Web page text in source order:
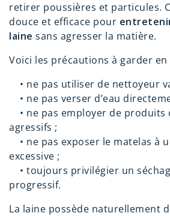
retirer poussières et particules.
douce et efficace pour
laine sans agresser la matière.
Voici les précautions à garder en
• ne pas utiliser de nettoyeur
• ne pas verser d’eau
• ne pas employer de produits
agressifs ;
• ne pas exposer le matelas à
excessive ;
• toujours privilégier un
progressif.
La laine possède naturellement